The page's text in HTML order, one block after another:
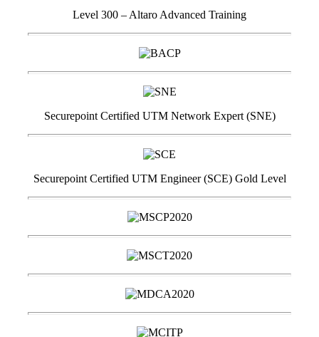
Level 300 – Altaro Advanced Training
Securepoint Certified UTM Network Expert (SNE)
Securepoint Certified UTM Engineer (SCE) Gold Level